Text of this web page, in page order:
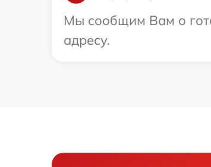
Мы сообщим Вам о
адресу.